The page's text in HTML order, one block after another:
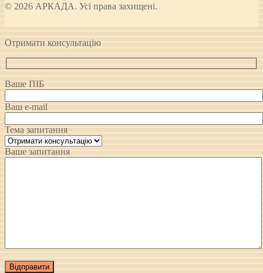
© 2026 АРКАДА. Усі права захищені.
Отримати консультацію
Ваше ПІБ
Ваш e-mail
Тема запитання
Ваше запитання